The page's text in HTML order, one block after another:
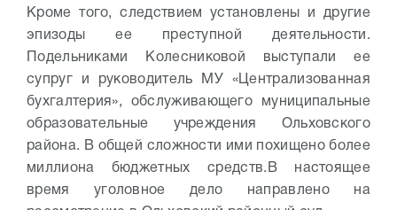
Кроме того, следствием установлены и другие
эпизоды ее преступной деятельности.
Подельниками Колесниковой выступали ее
супруг и руководитель МУ «Централизованная
бухгалтерия», обслуживающего муниципальные
образовательные учреждения Ольховского
района. В общей сложности ими похищено более
миллиона бюджетных средств. В настоящее
время уголовное дело направлено на